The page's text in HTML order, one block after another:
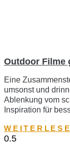
Outdoor Filme
Eine
umsonst und
Ablenkung vom
Inspiration für